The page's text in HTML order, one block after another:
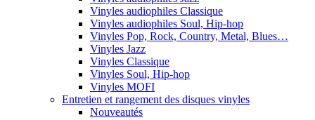
Vinyles audiophiles Classique
Vinyles audiophiles Soul, Hip-hop
Vinyles Pop, Rock, Country, Metal, Blues…
Vinyles Jazz
Vinyles Classique
Vinyles Soul, Hip-hop
Vinyles MOFI
Entretien et rangement des disques vinyles
Nouveautés